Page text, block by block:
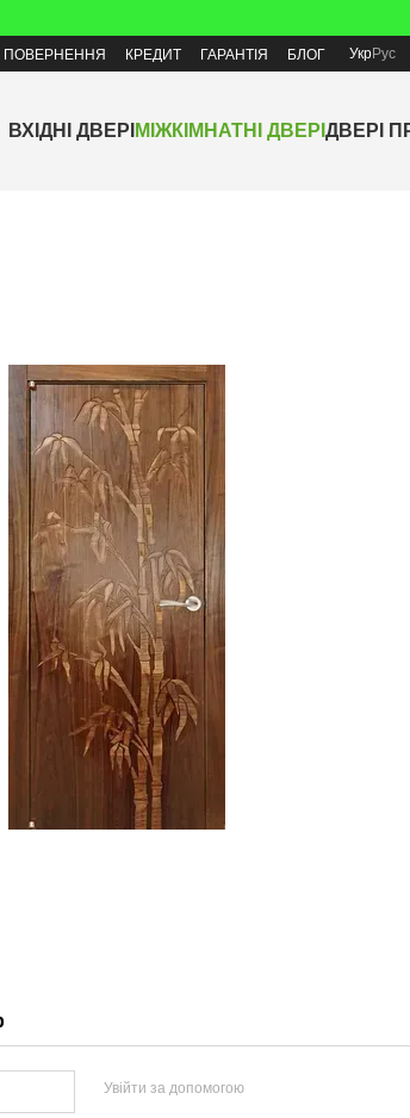
ПОВЕРНЕННЯ КРЕДИТ ГАРАНТІЯ БЛОГ УкрРус
ВХІДНІ ДВЕРІ МІЖКІМНАТНІ ДВЕРІ ДВЕРІ
Увійти за допомогою